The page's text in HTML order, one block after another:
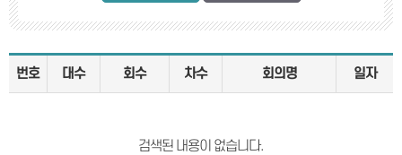
번호 대수 회수 차수 회의명 일자
검색된 내용이 없습니다.